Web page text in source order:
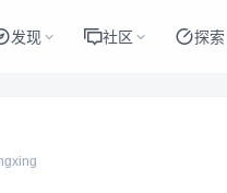
发现 社区 探索